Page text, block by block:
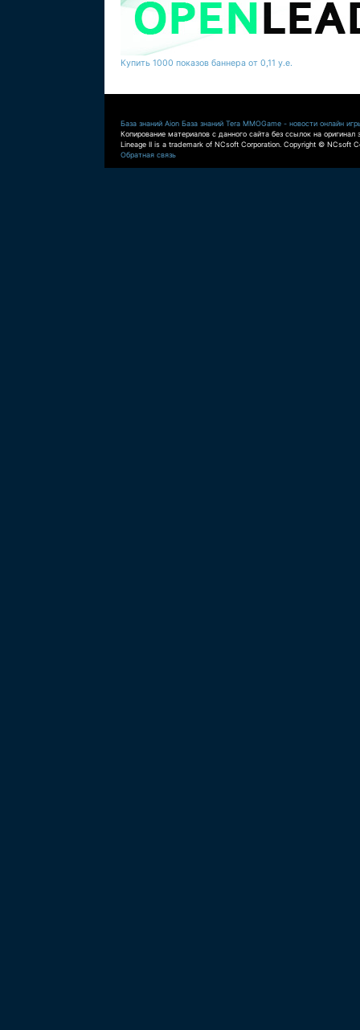
Купить 1000 показов баннера от 0,11 у.е.
База знаний Aion База знаний Tera MMOGame - новости онлайн
Копирование материалов с данного сайта без ссылок на оригинал
Lineage II is a trademark of NCsoft Corporation. Copyright © NCsoft
Обратная связь